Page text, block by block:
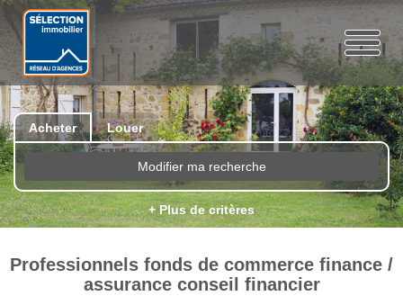
Acheter Louer
Modifier ma recherche
+ Plus de critères
Professionnels fonds de commerce finance /
assurance conseil financier